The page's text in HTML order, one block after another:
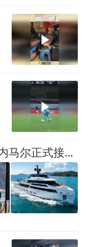
告别绿茵场，驶向大海！内马尔正式接收46米探险游艇“Enejota”号